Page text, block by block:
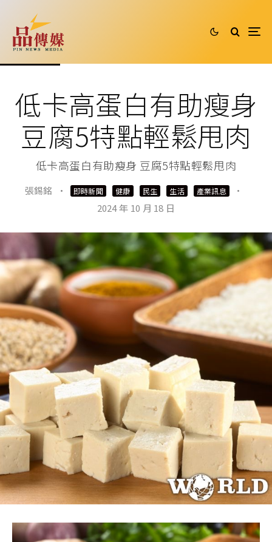
低卡高蛋白有助瘦身
豆腐5特點輕鬆甩肉
低卡高蛋白有助瘦身 豆腐5特點輕鬆甩肉
張錫銘 · 即時新聞 健康 民生 生活 產業訊息
·
2024 年 10 月 18 日